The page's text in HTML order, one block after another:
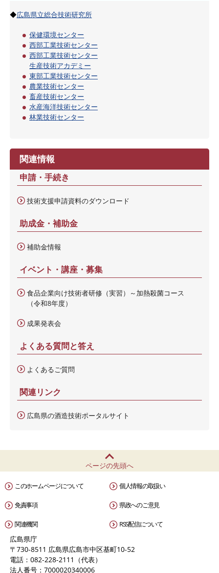
◆広島県立総合技術研究所
保健環境センター
西部工業技術センター
西部工業技術センター
生産技術アカデミー
東部工業技術センター
農業技術センター
畜産技術センター
水産海洋技術センター
林業技術センター
関連情報
申請・手続き
技術支援申請資料のダウンロード
助成金・補助金
補助金情報
イベント・講座・募集
食品企業向け技術者研修（実習）～加熱殺菌コース
（令和8年度）
成果発表会
よくある質問と答え
よくあるご質問
関連リンク
広島県の酒造技術ポータルサイト
ページの先頭へ
このホームページについて 個人情報の取扱い
免責事項 県政へのご意見
関連機関 RSS配信について
広島県庁
〒730-8511 広島県広島市中区基町10-52
電話：082-228-2111（代表）
法人番号：7000020340006